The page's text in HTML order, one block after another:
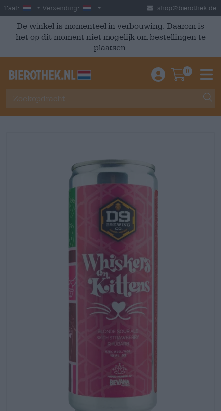
Skip to main content
Taal: Dutch
Verzending: Nederland shop@bierothek.de
De winkel is momenteel in verbouwing. Daarom is
het op dit moment niet mogelijk om bestellingen te
plaatsen.
Einloggen /
0